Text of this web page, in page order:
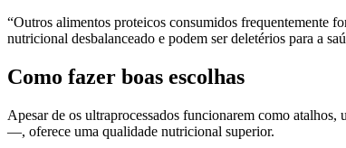
“Outros alimentos proteicos consumidos frequentemente
nutricional desbalanceado e podem ser deletérios para a
Como fazer boas escolhas
Apesar de os ultraprocessados funcionarem como
—, oferece uma qualidade nutricional superior.